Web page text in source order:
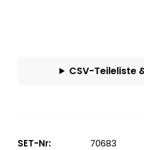
CSV-Teileliste
SET-Nr:
70683